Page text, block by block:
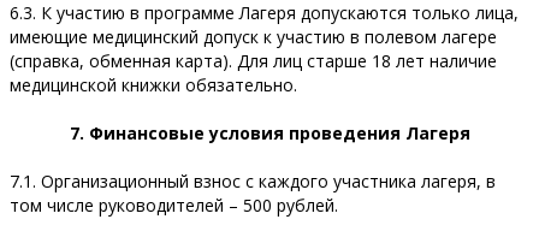
6.3. К участию в программе Лагеря допускаются только лица,
имеющие медицинский допуск к участию в полевом лагере
(справка, обменная карта). Для лиц старше 18 лет наличие
медицинской книжки обязательно.
7. Финансовые условия проведения Лагеря
7.1. Организационный взнос с каждого участника лагеря, в
том числе руководителей – 500 рублей.